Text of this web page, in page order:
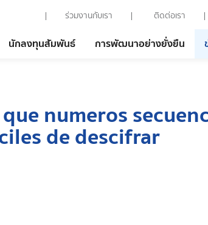
ร่วมงานกับเรา ติดต่อเรา
นักลงทุนสัมพันธ์ การพัฒนาอย่างยั่งยืน
numeros
de descifrar